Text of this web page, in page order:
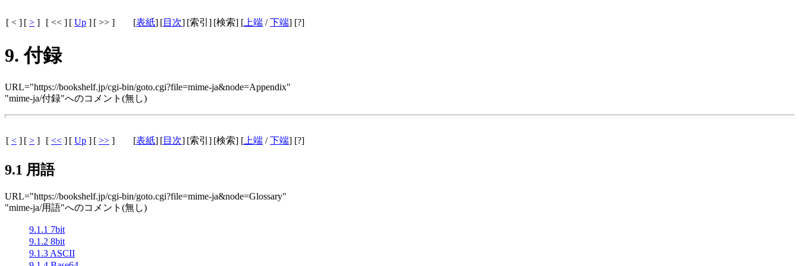
[ < ] [ > ] [ << ] [ Up ] [ >> ] [表紙] [目次] [索引] [検索] [ 上端 /下端] [?]
9. 付録
URL="https://bookshelf.jp/cgi-bin/goto.cgi?file=mime-ja&node=Appendix"
"mime-ja/付録"へのコメント(無し)
[ < ] [ > ] [ << ] [ Up ] [ >> ] [表紙] [目次] [索引] [検索] [ 上端 /下端] [?]
9.1 用語
URL="https://bookshelf.jp/cgi-bin/goto.cgi?file=mime-ja&node=Glossary"
"mime-ja/用語"へのコメント(無し)
9.1.1 7bit
9.1.2 8bit
9.1.3 ASCII